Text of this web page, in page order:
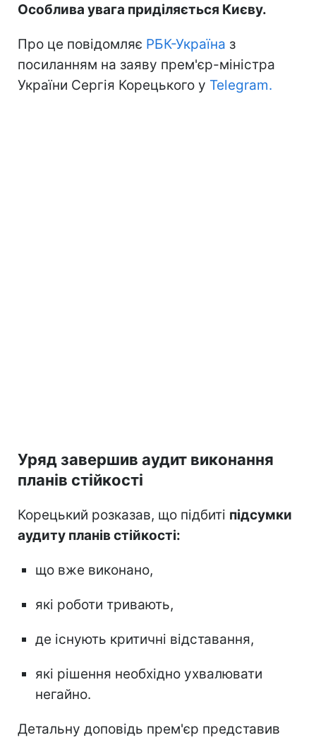
Особлива увага приділяється Києву.
Про це повідомляє РБК-Україна з
посиланням на заяву прем'єр-міністра
України Сергія Корецького у Telegram.
Уряд завершив аудит виконання
планів стійкості
Корецький розказав, що підбиті підсумки
аудиту планів стійкості:
що вже виконано,
які роботи тривають,
де існують критичні відставання,
які рішення необхідно ухвалювати
негайно.
Детальну доповідь прем'єр представив